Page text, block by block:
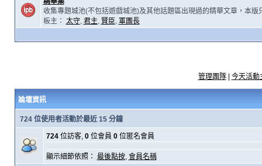
收集專題城池(不包括遊戲城池)及其他話題區出現過的精華文章，本版
板主： 太守, 君主, 賢臣, 軍團長
管理團隊| 今天活動
論壇資訊
724 位使用者活動於最近 15 分鐘
724位訪客, 0位會員 0位匿名會員
顯示細節依照： 最後點按, 會員名稱